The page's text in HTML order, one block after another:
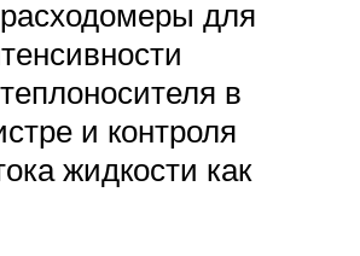
для
в
и контроля
жидкости как